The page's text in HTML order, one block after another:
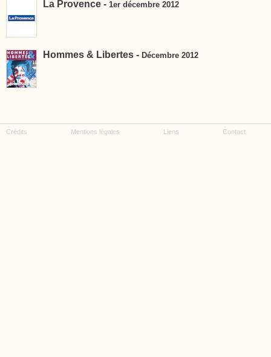
La Provence - 1er décembre 2012
Hommes & Libertes - Décembre 2012
Crédits Mentions légales Liens Contact